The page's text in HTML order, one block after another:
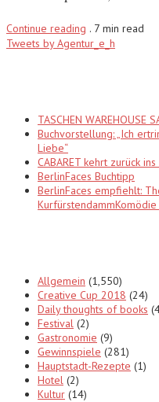
Continue reading . 7 min read
Tweets by Agentur_e_h
TASCHEN WAREHOUSE
Buchvorstellung: „Ich
Liebe“
CABARET kehrt zurück
BerlinFaces Buchtipp
BerlinFaces empfiehlt:
Allgemein (1,550)
Creative Cup 2018 (24)
Daily thoughts of books
Festival (2)
Gastronomie (9)
Gewinnspiele (281)
Hauptstadt-Rezepte (1)
Hotel (2)
Kultur (14)